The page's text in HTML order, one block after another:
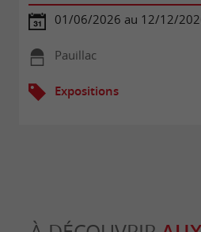
01/06/2026 au 12/12/
Pauillac
Expositions